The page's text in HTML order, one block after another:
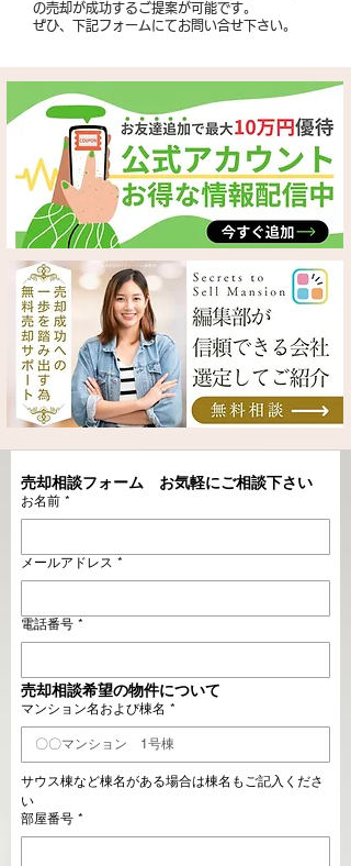
の売却が成功するご提案が可能です。
​ぜひ、下記フォームにてお問い合せ下さい。
売却相談フォーム　お気軽にご相談下さい
お名前 *
メールアドレス *
電話番号 *
売却相談希望の物件について
マンション名および棟名 *
サウス棟など棟名がある場合は棟名もご記入くださ
い
部屋番号 *